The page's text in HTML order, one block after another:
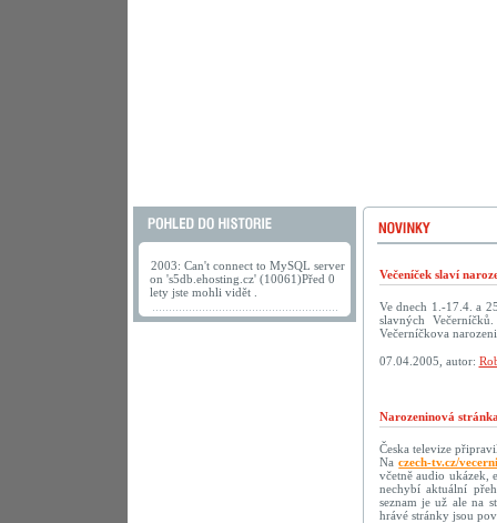
2003: Can't connect to MySQL server
on 's5db.ehosting.cz' (10061)Před 0
lety jste mohli vidět .
Večeníček slaví
Ve dnech 1.-17.4. a
slavných
Večerníčkova
07.04.2005, autor:
Narozeninová
Česka televize
Naczech-tv.cz/
včetně audio ukázek,
nechybí aktuální
seznam je už ale na
hrávé stránky jsou